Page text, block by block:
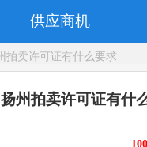
供应商机
拍卖许可证有什么要求
扬州拍卖许可证有什